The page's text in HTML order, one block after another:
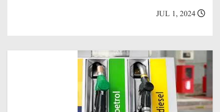
JUL 1, 2024